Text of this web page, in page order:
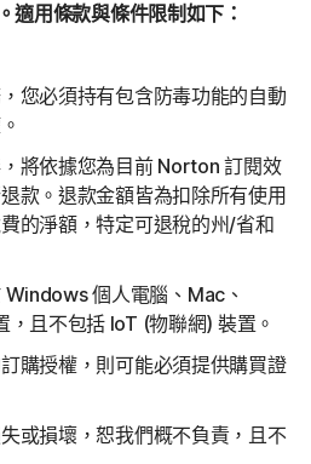
適用條款與條件限制如下：
您必須持有包含防毒功能的自動
將依據您為目前 Norton 訂閱效
款。退款金額皆為扣除所有使用
的淨額，特定可退稅的州/省和
個人電腦、Mac、
且不包括 IoT (物聯網) 裝置。
購授權，則可能必須提供購買證
或損壞，恕我們概不負責，且不